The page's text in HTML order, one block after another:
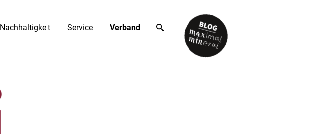
Nachhaltigkeit Service Verband